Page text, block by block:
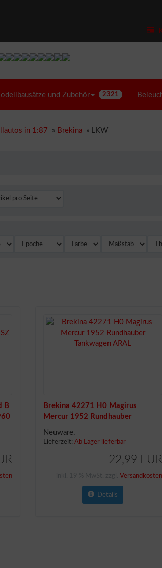
und Zubehör 2321
in 1:87 » Brekina » LKW
B
Brekina 42271 H0 Magirus
Mercur 1952 Rundhauber
Neuware.
Lieferzeit: Ab Lager lieferbar
22,99 EUR
inkl. 19 % MwSt. zzgl.Versandkosten
Details